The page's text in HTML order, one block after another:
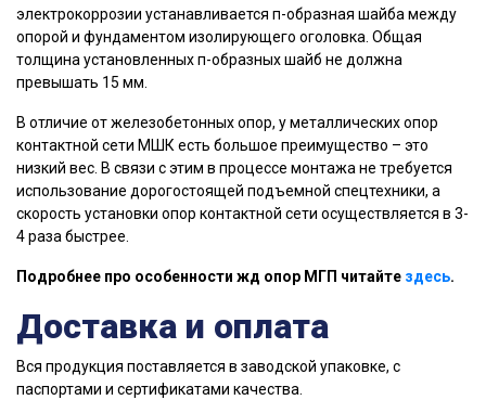
электрокоррозии устанавливается п-образная шайба между
опорой и фундаментом изолирующего оголовка. Общая
толщина установленных п-образных шайб не должна
превышать 15 мм.
В отличие от железобетонных опор, у металлических опор
контактной сети МШК есть большое преимущество – это
низкий вес. В связи с этим в процессе монтажа не требуется
использование дорогостоящей подъемной спецтехники, а
скорость установки опор контактной сети осуществляется в 3-
4 раза быстрее.
Подробнее про особенности жд опор МГП читайте здесь.
Доставка и оплата
Вся продукция поставляется в заводской упаковке, с
паспортами и сертификатами качества.